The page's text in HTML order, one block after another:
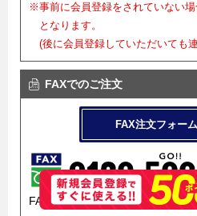
※事前に会員登録をされていない
となります。
(後に会員登録していただいても
FAXでのご注文
FAX注文フォー
FAX注文フォームを導入していま